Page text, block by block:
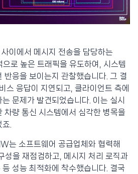
이에서 메시지 전송을 담당하는
로 높은 트래픽을 유도하여, 시스템
반응을 보이는지 관찰했습니다. 그 결
스 응답이 지연되고, 클라이언트 측에
문제가 발견되었습니다. 이는 실시
차량 통신 시스템에서 심각한 병목을
.
는 소프트웨어 공급업체와 협력해
성을 재점검하고, 메시지 처리 로직과
성능 최적화에 착수했습니다. 결국